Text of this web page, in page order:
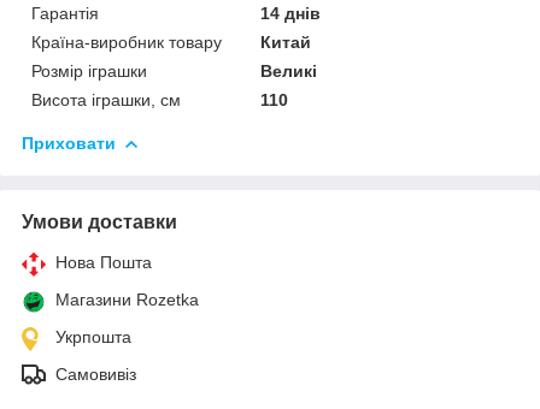
Гарантія
14 днів
Країна-виробник товару
Китай
Розмір іграшки
Великі
Висота іграшки, см
110
Приховати
Умови доставки
Нова Пошта
Магазини Rozetka
Укрпошта
Самовивіз